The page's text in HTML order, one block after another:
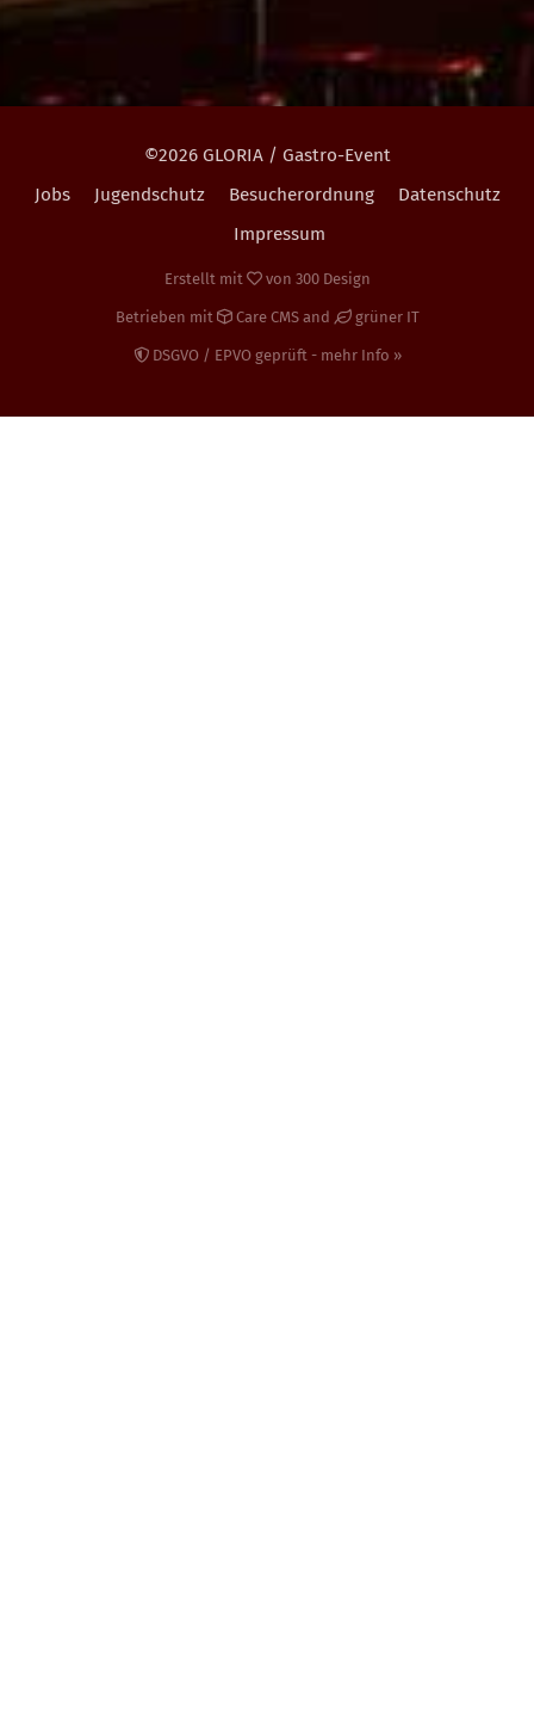
©2026 GLORIA / Gastro-Event
Jobs
Jugendschutz Besucherordnung
Datenschutz
Impressum
Erstellt mit von 300 Design
Betrieben mit Care CMSand grüner IT
DSGVO / EPVO geprüft - mehr Info »